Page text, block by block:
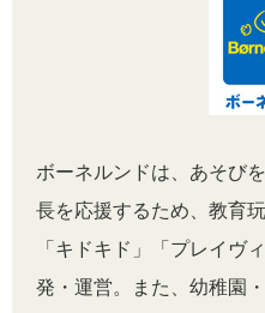
ボーネルンドは、あそび
長を応援するため、教育
「キドキド」「プレイヴ
発・運営。また、幼稚園